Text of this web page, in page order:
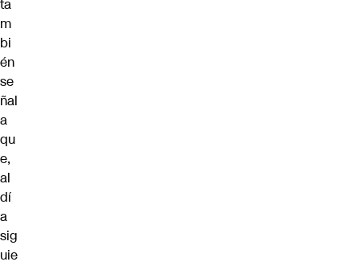
ta
m
bi
én
se
ñal
a
qu
e,
al
dí
a
sig
uie